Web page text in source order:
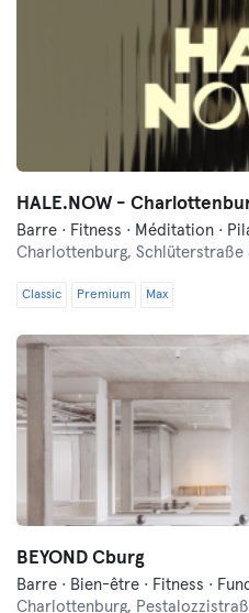
HALE.NOW -
Barre · Fitness · Méditation ·
Charlottenburg, Schlüterstraße
Classic Premium Max
BEYOND Cburg
Barre · Bien-être · Fitness ·
Charlottenburg,